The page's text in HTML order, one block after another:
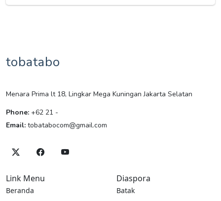
tobatabo
Menara Prima lt 18, Lingkar Mega Kuningan Jakarta Selatan
Phone: +62 21 -
Email: tobatabocom@gmail.com
Link Menu
Beranda
Diaspora
Batak